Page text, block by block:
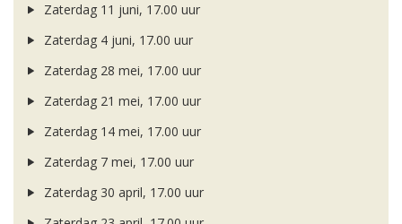
Zaterdag 11 juni, 17.00 uur
Zaterdag 4 juni, 17.00 uur
Zaterdag 28 mei, 17.00 uur
Zaterdag 21 mei, 17.00 uur
Zaterdag 14 mei, 17.00 uur
Zaterdag 7 mei, 17.00 uur
Zaterdag 30 april, 17.00 uur